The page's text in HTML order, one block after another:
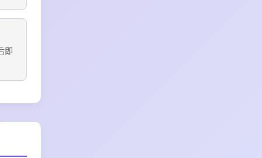
即